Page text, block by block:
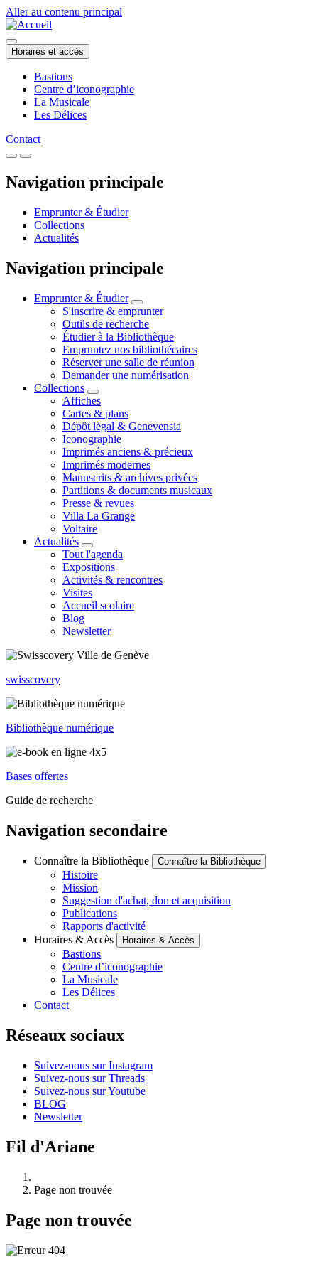
Aller au contenu principal
Horaires et accès
Bastions
Centre d’iconographie
La Musicale
Les Délices
Contact
Navigation principale
Emprunter & Étudier
Collections
Actualités
Navigation principale
Emprunter & Étudier
S'inscrire & emprunter
Outils de recherche
Étudier à la Bibliothèque
Empruntez nos bibliothécaires
Réserver une salle de réunion
Demander une numérisation
Collections
Affiches
Cartes & plans
Dépôt légal & Genevensia
Iconographie
Imprimés anciens & précieux
Imprimés modernes
Manuscrits & archives privées
Partitions & documents musicaux
Presse & revues
Villa La Grange
Voltaire
Actualités
Tout l'agenda
Expositions
Activités & rencontres
Visites
Accueil scolaire
Blog
Newsletter
swisscovery
Bibliothèque numérique
Bases offertes
Guide de recherche
Navigation secondaire
Connaître la Bibliothèque Connaître la Bibliothèque
Histoire
Mission
Suggestion d'achat, don et acquisition
Publications
Rapports d'activité
Horaires & Accès
Horaires & Accès
Bastions
Centre d’iconographie
La Musicale
Les Délices
Contact
Réseaux sociaux
Suivez-nous sur Instagram
Suivez-nous sur Threads
Suivez-nous sur Youtube
BLOG
Newsletter
Fil d'Ariane
Page non trouvée
Page non trouvée